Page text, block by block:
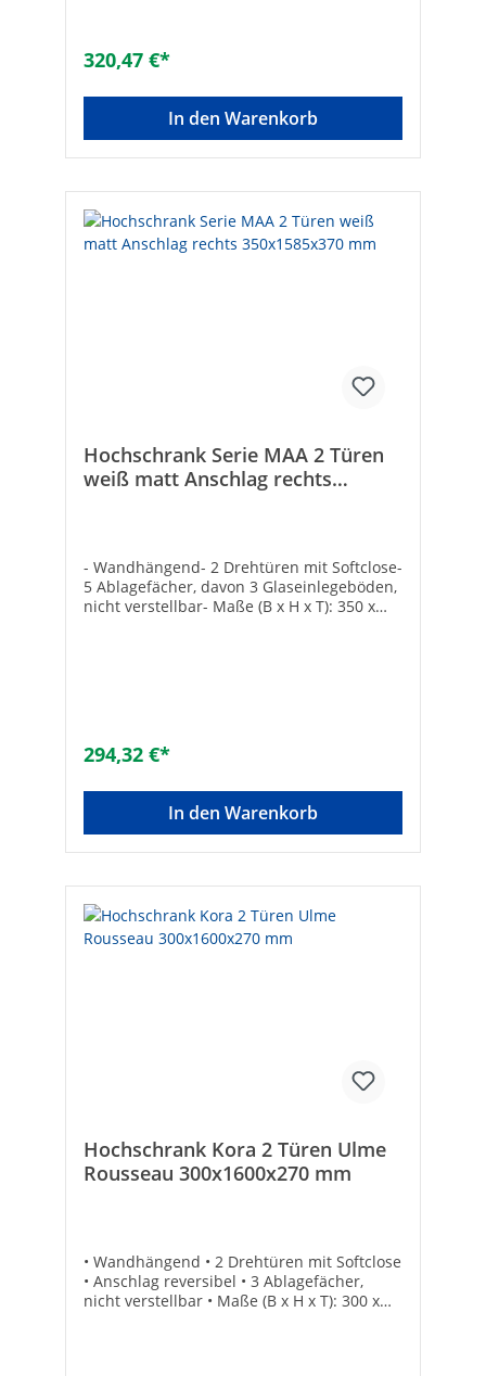
320,47 €*
In den Warenkorb
Hochschrank Serie MAA 2 Türen
weiß matt Anschlag rechts
- Wandhängend- 2 Drehtüren mit Softclose-
5 Ablagefächer, davon 3 Glaseinlegeböden,
nicht verstellbar- Maße (B x H x T): 350 x
294,32 €*
In den Warenkorb
Hochschrank Kora 2 Türen Ulme
Rousseau 300x1600x270 mm
• Wandhängend • 2 Drehtüren mit Softclose
• Anschlag reversibel • 3 Ablagefächer,
nicht verstellbar • Maße (B x H x T): 300 x